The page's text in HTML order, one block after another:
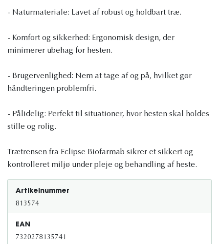
- Naturmateriale: Lavet af robust og holdbart træ.
- Komfort og sikkerhed: Ergonomisk design, der
minimerer ubehag for hesten.
- Brugervenlighed: Nem at tage af og på, hvilket gør
håndteringen problemfri.
- Pålidelig: Perfekt til situationer, hvor hesten skal holdes
stille og rolig.
Trætrensen fra Eclipse Biofarmab sikrer et sikkert og
kontrolleret miljø under pleje og behandling af heste.
Artikelnummer
813574
EAN
7320278135741